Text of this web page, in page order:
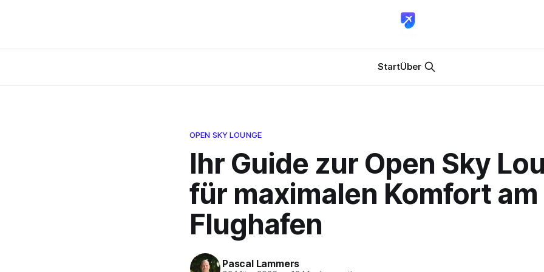
StartÜber
OPEN SKY LOUNGE
Ihr Guide zur Open Sky
für maximalen Komfort am
Flughafen
Pascal Lammers